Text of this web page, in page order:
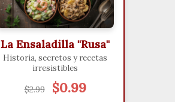
La Ensaladilla "Rusa"
Historia, secretos y recetas
irresistibles
$2.99 $0.99